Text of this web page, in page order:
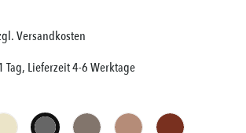
Versandkosten
Lieferzeit 4-6 Werktage